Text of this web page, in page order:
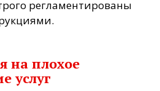
регламентированы
на плохое
услуг